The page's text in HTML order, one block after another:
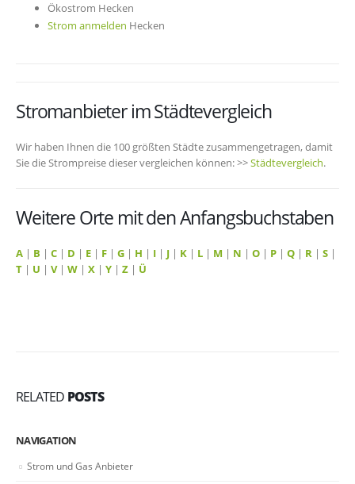
Ökostrom Hecken
Strom anmelden Hecken
Stromanbieter im Städtevergleich
Wir haben Ihnen die 100 größten Städte zusammengetragen, damit
Sie die Strompreise dieser vergleichen können: >>Städtevergleich.
Weitere Orte mit den Anfangsbuchstaben
A | B | C | D | E | F | G | H | I | J | K | L | M | N | O | P | Q | R | S |
T | U | V| W | X | Y | Z | Ü
RELATED POSTS
NAVIGATION
Strom und Gas Anbieter